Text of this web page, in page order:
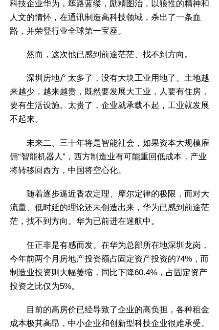
科技企业华为，筚路蓝缕，励精图治，以狼性的精神和
人文的情怀，在通讯制造高科技领域，杀出了一条血
路，并荣登行业全球第一宝座。
然而，这次他已感到前途茫茫、找不到方向。
深圳房地产太多了，没有大块工业用地了。土地越
来越少，越来越贵，既然要发展大工业，人要有住房，
要有生活设施。太贵了，企业就承载不起，工业就发展
不起来。
未来二、三十年将是智能社会，如果资本大规模雇
佣“智能机器人”，西方制造业有可能重回低成本，产业
将转移回西方，中国将空心化。
随着逐步逼近香农定理、摩尔定律的极限，而对大
流量、低时延的理论还未创造出来，华为已感到前途茫
茫，找不到方向。华为已前进在迷航中。
任正非是有感而发。在华为总部所在地深圳龙岗，
今年前两个月房地产投资额占固定资产投资的74%，而
制造业投资则大幅萎缩，同比下降60.4%，占固定资产
投资之比仅为5%。
目前的高房价已经导致了企业的高负担，各种租金
成本极其高昂，中小企业和创新型科技企业很难承受。